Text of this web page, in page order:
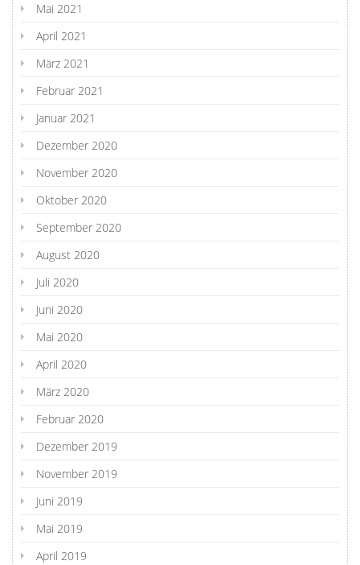
Mai 2021
April 2021
März 2021
Februar 2021
Januar 2021
Dezember 2020
November 2020
Oktober 2020
September 2020
August 2020
Juli 2020
Juni 2020
Mai 2020
April 2020
März 2020
Februar 2020
Dezember 2019
November 2019
Juni 2019
Mai 2019
April 2019